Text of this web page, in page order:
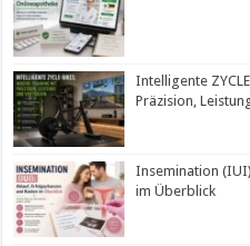
Intelligente
Präzision,
Insemination
im Überblick